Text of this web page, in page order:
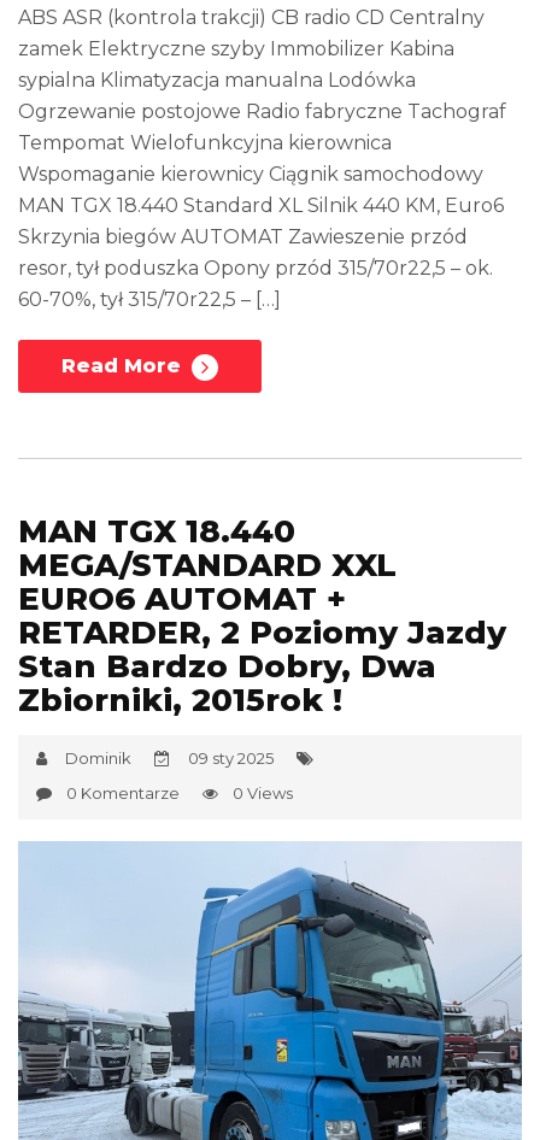
ABS ASR (kontrola trakcji) CB radio CD Centralny
zamek Elektryczne szyby Immobilizer Kabina
sypialna Klimatyzacja manualna Lodówka
Ogrzewanie postojowe Radio fabryczne Tachograf
Tempomat Wielofunkcyjna kierownica
Wspomaganie kierownicy Ciągnik samochodowy
MAN TGX 18.440 Standard XL Silnik 440 KM, Euro6
Skrzynia biegów AUTOMAT Zawieszenie przód
resor, tył poduszka Opony przód 315/70r22,5 – ok.
60-70%, tył 315/70r22,5 – […]
Read More
MAN TGX 18.440
MEGA/STANDARD XXL
EURO6 AUTOMAT +
RETARDER, 2 Poziomy Jazdy
Stan Bardzo Dobry, Dwa
Zbiorniki, 2015rok !
Dominik
09 sty 2025
0 Komentarze
0 Views